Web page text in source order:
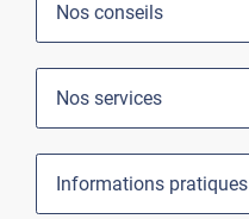
Nos conseils
Nos services
Informations pratiques